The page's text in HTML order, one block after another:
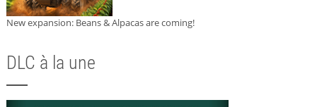
New expansion: Beans & Alpacas are coming!
DLC à la une